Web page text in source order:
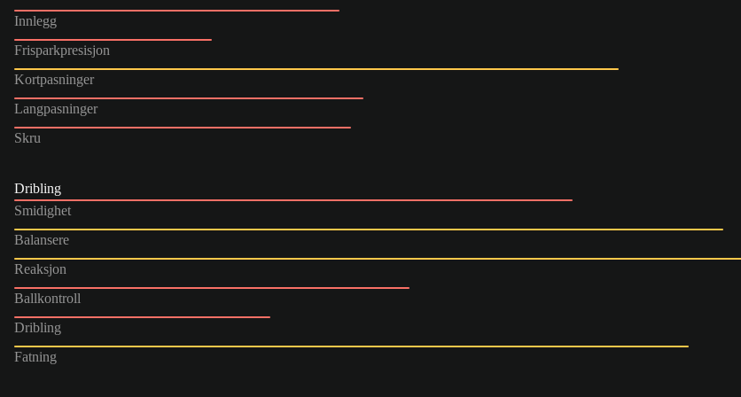
Innlegg
Frisparkpresisjon
Kortpasninger
Langpasninger
Skru
Dribling
Smidighet
Balansere
Reaksjon
Ballkontroll
Dribling
Fatning